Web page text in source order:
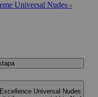
Universal Nudes -
Universal Nudes